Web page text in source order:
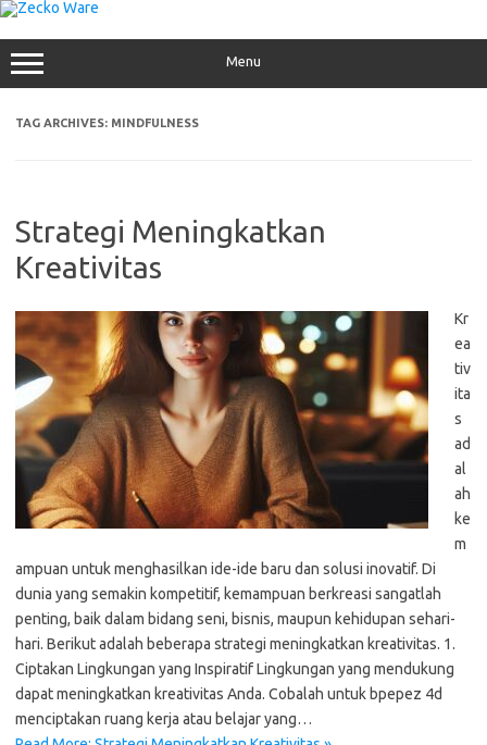
Skip
to
content
Menu
TAG ARCHIVES: MINDFULNESS
Strategi Meningkatkan
Kreativitas
Kr
ea
tiv
ita
s
ad
al
ah
ke
m
ampuan untuk menghasilkan ide-ide baru dan solusi inovatif. Di
dunia yang semakin kompetitif, kemampuan berkreasi sangatlah
penting, baik dalam bidang seni, bisnis, maupun kehidupan sehari-
hari. Berikut adalah beberapa strategi meningkatkan kreativitas. 1.
Ciptakan Lingkungan yang Inspiratif Lingkungan yang mendukung
dapat meningkatkan kreativitas Anda. Cobalah untuk bpepez 4d
menciptakan ruang kerja atau belajar yang…